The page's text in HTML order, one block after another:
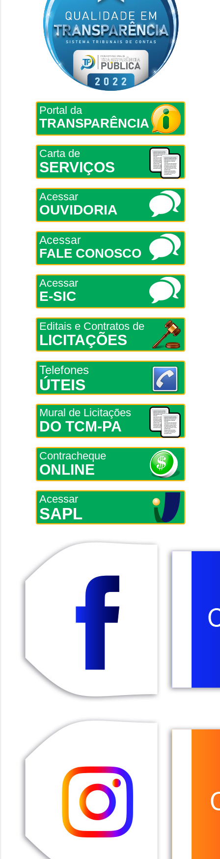
Portal da
TRANSPARÊNCIA
Carta de
SERVIÇOS
Acessar
OUVIDORIA
Acessar
FALE CONOSCO
Acessar
E-SIC
Editais e Contratos de
LICITAÇÕES
Telefones
ÚTEIS
Mural de Licitações
DO TCM-PA
Contracheque
ONLINE
Acessar
SAPL